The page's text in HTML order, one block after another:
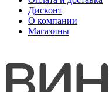
Дисконт
О компании
Магазины